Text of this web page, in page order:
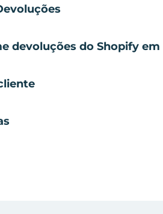
devoluções do Shopify